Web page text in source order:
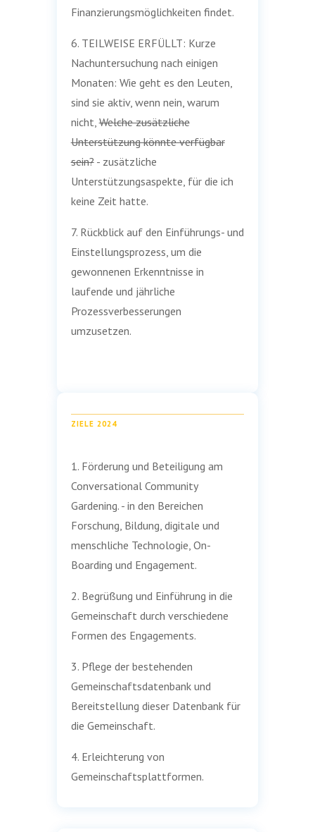
Finanzierungsmöglichkeiten findet.
6. TEILWEISE ERFÜLLT: Kurze
Nachuntersuchung nach einigen
Monaten: Wie geht es den Leuten,
sind sie aktiv, wenn nein, warum
nicht,Welche zusätzliche
Unterstützung könnte verfügbar
sein?- zusätzliche
Unterstützungsaspekte, für die ich
keine Zeit hatte.
7. Rückblick auf den Einführungs- und
Einstellungsprozess, um die
gewonnenen Erkenntnisse in
laufende und jährliche
Prozessverbesserungen
umzusetzen.
ZIELE 2024
1. Förderung und Beteiligung am
Conversational Community
Gardening. - in den Bereichen
Forschung, Bildung, digitale und
menschliche Technologie, On-
Boarding und Engagement.
2. Begrüßung und Einführung in die
Gemeinschaft durch verschiedene
Formen des Engagements.
3. Pflege der bestehenden
Gemeinschaftsdatenbank und
Bereitstellung dieser Datenbank für
die Gemeinschaft.
4. Erleichterung von
Gemeinschaftsplattformen.